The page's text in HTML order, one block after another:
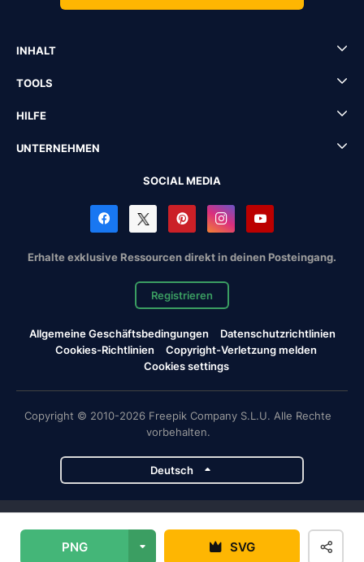
PNG SVG
INHALT
TOOLS
HILFE
UNTERNEHMEN
SOCIAL MEDIA
Erhalte exklusive Ressourcen direkt in deinen Posteingang.
Registrieren
Allgemeine Geschäftsbedingungen
Datenschutzrichtlinien
Cookies-Richtlinien
Copyright-Verletzung melden
Cookies settings
Copyright © 2010-2026 Freepik Company S.L.U. Alle Rechte
vorbehalten.
Deutsch